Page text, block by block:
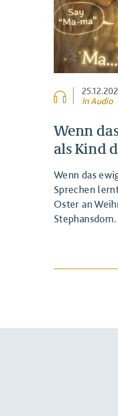
In Audio
Wenn
als Kind
Wenn das
Sprechen
Oster an
Stephansdom.